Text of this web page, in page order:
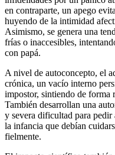
en contraparte, un apego
huyendo de la intimidad
Asimismo, se genera una
frías o inaccesibles,
con papá.
A nivel de autoconcepto, el
crónica, un vacío interno
impostor, sintiendo de forma
También desarrollan una
y severa dificultad para
la infancia que debían
fielmente.